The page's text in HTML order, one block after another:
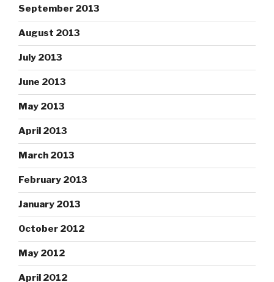
September 2013
August 2013
July 2013
June 2013
May 2013
April 2013
March 2013
February 2013
January 2013
October 2012
May 2012
April 2012